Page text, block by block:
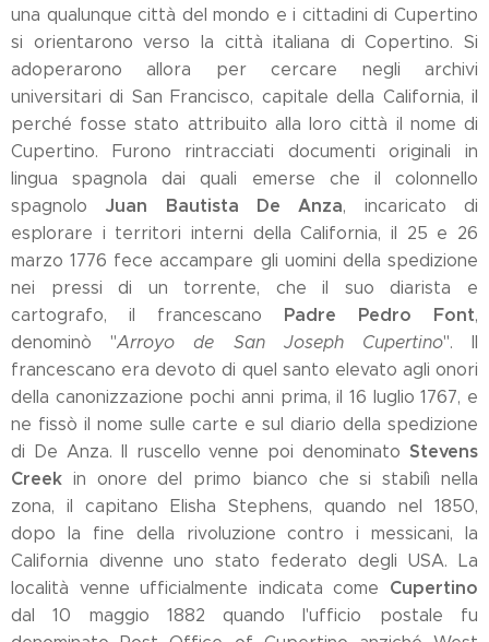
una qualunque città del mondo e i cittadini di Cupertino
si orientarono verso la città italiana di Copertino. Si
adoperarono allora per cercare negli archivi
universitari di San Francisco, capitale della California, il
perché fosse stato attribuito alla loro città il nome di
Cupertino. Furono rintracciati documenti originali in
lingua spagnola dai quali emerse che il colonnello
spagnolo Juan Bautista De Anza, incaricato di
esplorare i territori interni della California, il 25 e 26
marzo 1776 fece accampare gli uomini della spedizione
nei pressi di un torrente, che il suo diarista e
cartografo, il francescano Padre Pedro Font,
denominò "Arroyo de San Joseph Cupertino". Il
francescano era devoto di quel santo elevato agli onori
della canonizzazione pochi anni prima, il 16 luglio 1767, e
ne fissò il nome sulle carte e sul diario della spedizione
di De Anza. Il ruscello venne poi denominato Stevens
Creek in onore del primo bianco che si stabilì nella
zona, il capitano Elisha Stephens, quando nel 1850,
dopo la fine della rivoluzione contro i messicani, la
California divenne uno stato federato degli USA. La
località venne ufficialmente indicata come Cupertino
dal 10 maggio 1882 quando l'ufficio postale fu